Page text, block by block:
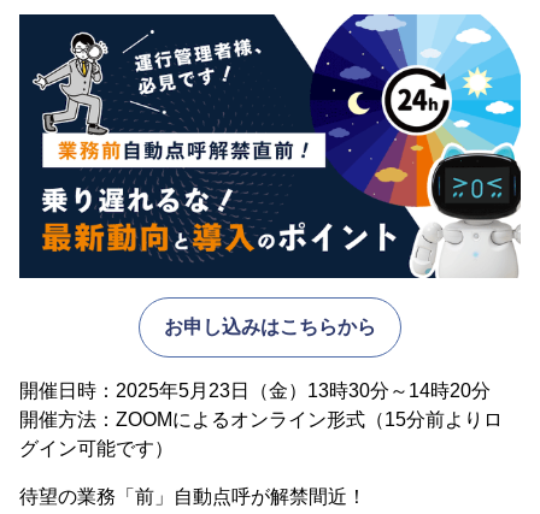
お申し込みはこちらから
開催日時：2025年5月23日（金）13時30分～14時20分
開催方法：ZOOMによるオンライン形式（15分前よりロ
グイン可能です）
待望の業務「前」自動点呼が解禁間近！